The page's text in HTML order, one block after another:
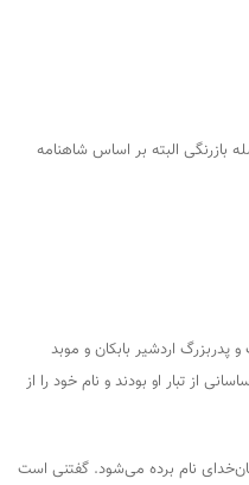
بازرنگی البته بر اساس شاهنامه
پدربزرگ اردشیر بابکان و موبد
از تبار او بودند و نام خود را از
نام برده می‌شود. گفتنی است